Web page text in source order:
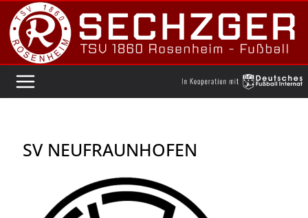
Zum
Inhalt
springen
SV NEUFRAUNHOFEN